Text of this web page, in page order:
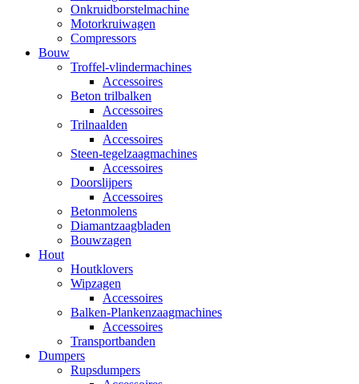
Onkruidborstelmachine
Motorkruiwagen
Compressors
Bouw
Troffel-vlindermachines
Accessoires
Beton trilbalken
Accessoires
Trilnaalden
Accessoires
Steen-tegelzaagmachines
Accessoires
Doorslijpers
Accessoires
Betonmolens
Diamantzaagbladen
Bouwzagen
Hout
Houtklovers
Wipzagen
Accessoires
Balken-Plankenzaagmachines
Accessoires
Transportbanden
Dumpers
Rupsdumpers